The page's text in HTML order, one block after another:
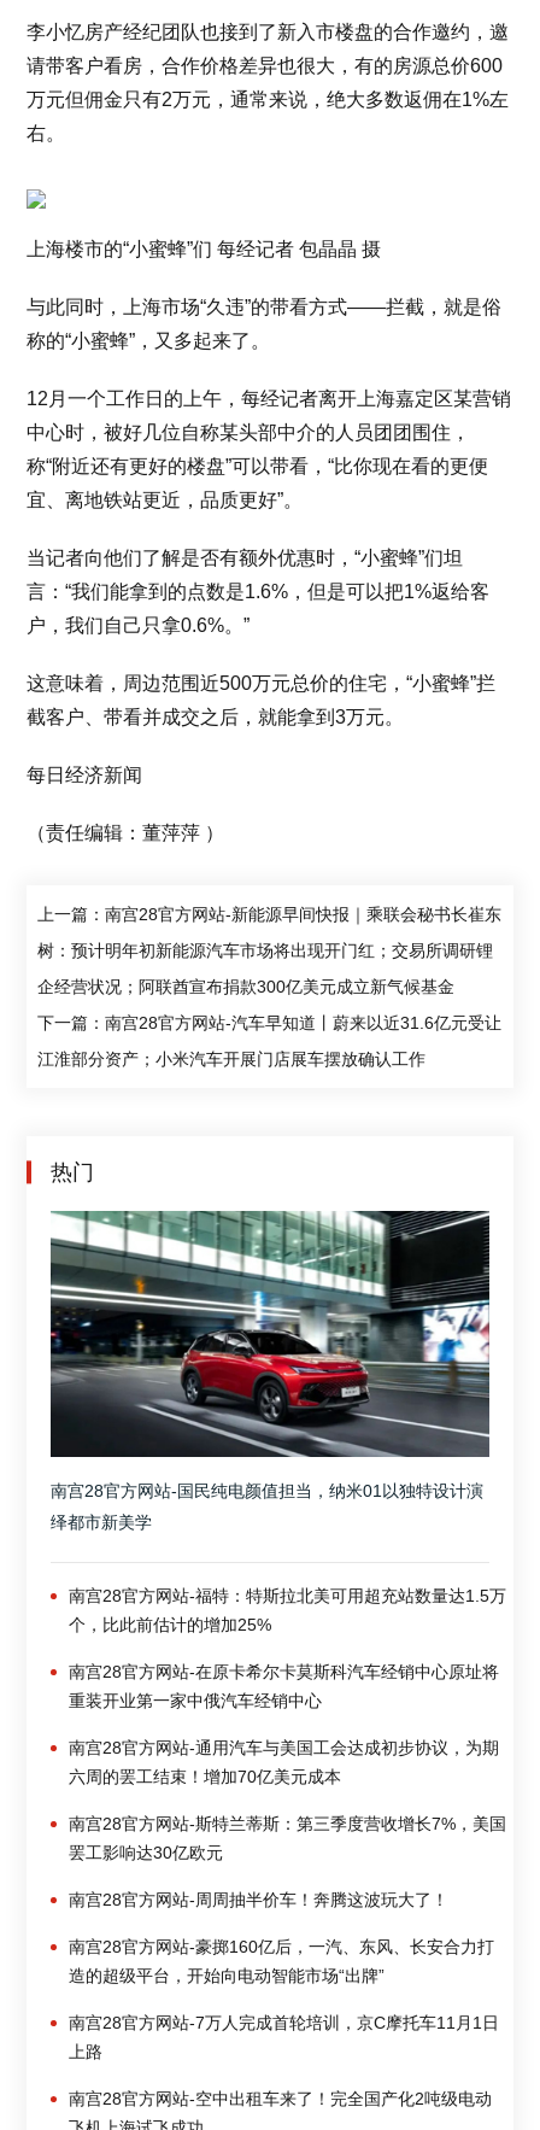
李小忆房产经纪团队也接到了新入市楼盘的合作邀约，邀
请带客户看房，合作价格差异也很大，有的房源总价600
万元但佣金只有2万元，通常来说，绝大多数返佣在1%左
右。
上海楼市的“小蜜蜂”们 每经记者 包晶晶 摄
与此同时，上海市场“久违”的带看方式——拦截，就是俗
称的“小蜜蜂”，又多起来了。
12月一个工作日的上午，每经记者离开上海嘉定区某营销
中心时，被好几位自称某头部中介的人员团团围住，
称“附近还有更好的楼盘”可以带看，“比你现在看的更便
宜、离地铁站更近，品质更好”。
当记者向他们了解是否有额外优惠时，“小蜜蜂”们坦
言：“我们能拿到的点数是1.6%，但是可以把1%返给客
户，我们自己只拿0.6%。”
这意味着，周边范围近500万元总价的住宅，“小蜜蜂”拦
截客户、带看并成交之后，就能拿到3万元。
每日经济新闻
（责任编辑：董萍萍 ）
上一篇：南宫28官方网站-新能源早间快报｜乘联会秘书长崔东
树：预计明年初新能源汽车市场将出现开门红；交易所调研锂
企经营状况；阿联酋宣布捐款300亿美元成立新气候基金
下一篇：南宫28官方网站-汽车早知道丨蔚来以近31.6亿元受让
江淮部分资产；小米汽车开展门店展车摆放确认工作
热门
南宫28官方网站-国民纯电颜值担当，纳米01以独特设计演
绎都市新美学
南宫28官方网站-福特：特斯拉北美可用超充站数量达1.5万
个，比此前估计的增加25%
南宫28官方网站-在原卡希尔卡莫斯科汽车经销中心原址将
重装开业第一家中俄汽车经销中心
南宫28官方网站-通用汽车与美国工会达成初步协议，为期
六周的罢工结束！增加70亿美元成本
南宫28官方网站-斯特兰蒂斯：第三季度营收增长7%，美国
罢工影响达30亿欧元
南宫28官方网站-周周抽半价车！奔腾这波玩大了！
南宫28官方网站-豪掷160亿后，一汽、东风、长安合力打
造的超级平台，开始向电动智能市场“出牌”
南宫28官方网站-7万人完成首轮培训，京C摩托车11月1日
上路
南宫28官方网站-空中出租车来了！完全国产化2吨级电动